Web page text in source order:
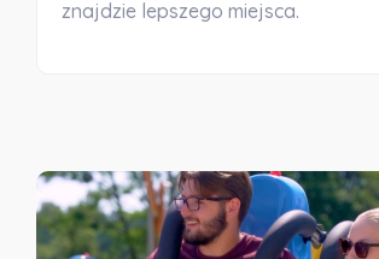
znajdzie lepszego miejsca.